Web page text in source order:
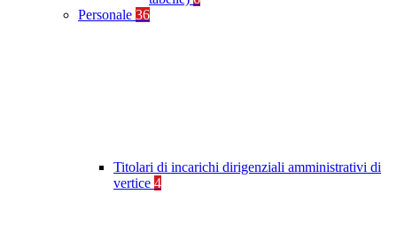
Personale 36
Titolari di incarichi dirigenziali amministrativi di
vertice 4